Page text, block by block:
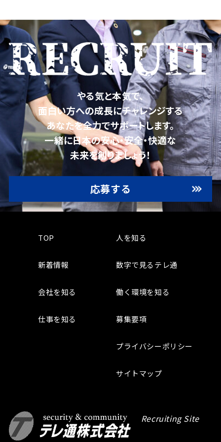
やる気と本気で、
面白い方への成長にチャレンジする
あなたを全力でサポートします。
一緒に日本の安心・安全・快適な
未来を創りましょう！
応募する
Recruiting Site
TOP
新着情報
会社を知る
仕事を知る
人を知る
数字で見るテレ通
働く環境を知る
募集要項
プライバシーポリシー
サイトマップ